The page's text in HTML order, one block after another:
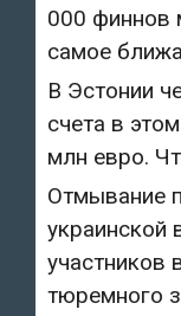
000 финнов
самое
В Эстонии
счета в
млн евро.
Отмывание
украинской
участников
тюремного